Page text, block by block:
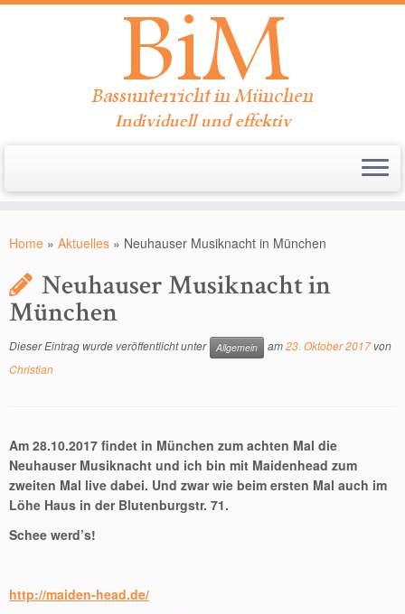
Inhalt
Individuell und effektiv
Home » Aktuelles » Neuhauser Musiknacht in München
Neuhauser Musiknacht in
München
Dieser Eintrag wurde veröffentlicht unter Allgemein am23. Oktober 2017 von
Christian
Am 28.10.2017 findet in München zum achten Mal die
Neuhauser Musiknacht und ich bin mit Maidenhead zum
zweiten Mal live dabei. Und zwar wie beim ersten Mal auch im
Löhe Haus in der Blutenburgstr. 71.
Schee werd’s!
http://maiden-head.de/